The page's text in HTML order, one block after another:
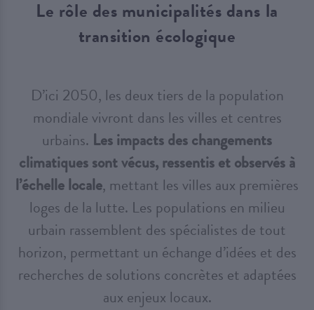
Le rôle des municipalités dans la
transition écologique
D’ici 2050, les deux tiers de la population
mondiale vivront dans les villes et centres
urbains. Les impacts des changements
climatiques sont vécus, ressentis et observés à
l’échelle locale, mettant les villes aux premières
loges de la lutte. Les populations en milieu
urbain rassemblent des spécialistes de tout
horizon, permettant un échange d’idées et des
recherches de solutions concrètes et adaptées
aux enjeux locaux.